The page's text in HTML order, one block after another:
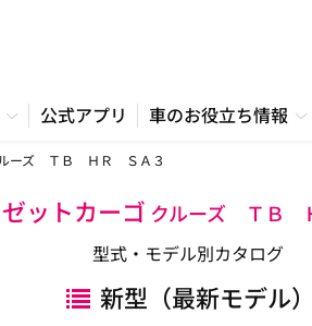
公式アプリ 車のお役立ち情報
ーズ ＴＢ ＨＲ ＳＡ３
ットカーゴ クルーズ ＴＢ
型式・モデル別カタログ
新型（最新モデル）